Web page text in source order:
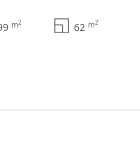
99 m2 62 m2